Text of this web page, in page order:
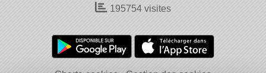
195754 visites